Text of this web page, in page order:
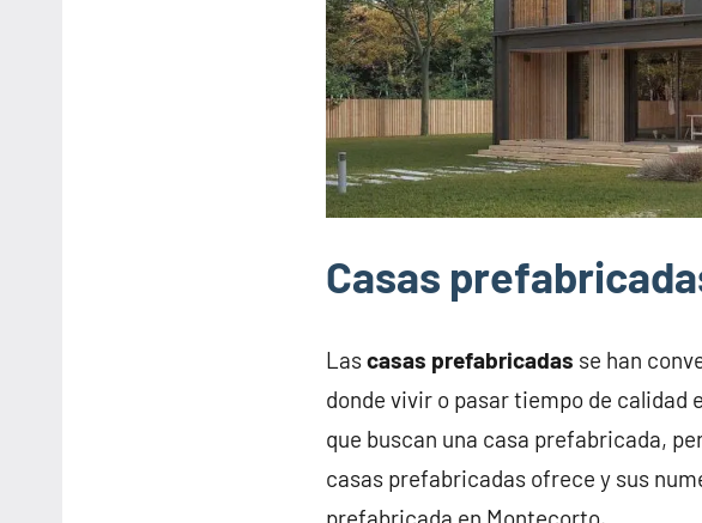
Casas
Lascasas prefabricadas se han
donde vivir o pasar tiempo de calidad
que buscan una casa prefabricada,
casas prefabricadas ofrece y sus